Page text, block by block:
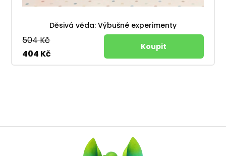
Děsivá věda: Výbušné experimenty
504 Kč
404 Kč